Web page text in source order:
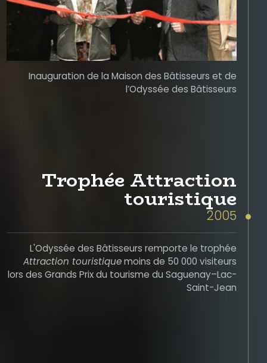
Inauguration de la Maison des Bâtisseurs et de
l’Odyssée des Bâtisseurs
Trophée Attraction
touristique
2005
L'Odyssée des Bâtisseurs remporte le trophée
Attraction touristiquemoins de 50 000 visiteurs
lors des Grands Prix du tourisme du Saguenay–Lac-
Saint-Jean